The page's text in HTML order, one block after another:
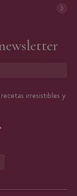
irresistibles y